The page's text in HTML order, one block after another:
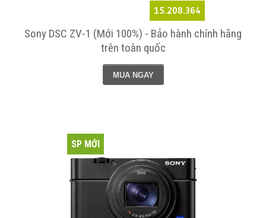
15.208.364
Sony DSC ZV-1 (Mới 100%) - Bảo hành chính hãng
trên toàn quốc
MUA NGAY
SP MỚI